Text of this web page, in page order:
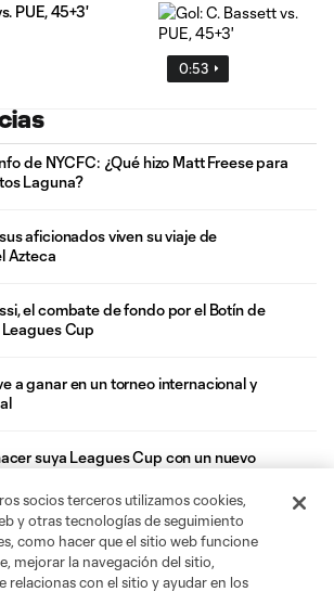
0:53
PUE, 45+3'
de NYCFC: ¿Qué hizo Matt Freese para
Laguna?
aficionados viven su viaje de
Azteca
el combate de fondo por el Botín de
Cup
a ganar en un torneo internacional y
suya Leagues Cup con un nuevo
es un jugador irrepetible en MLS?
socios terceros utilizamos cookies,
y otras tecnologías de seguimiento
como hacer que el sitio web funcione
mejorar la navegación del sitio,
relacionas con el sitio y ayudar en los